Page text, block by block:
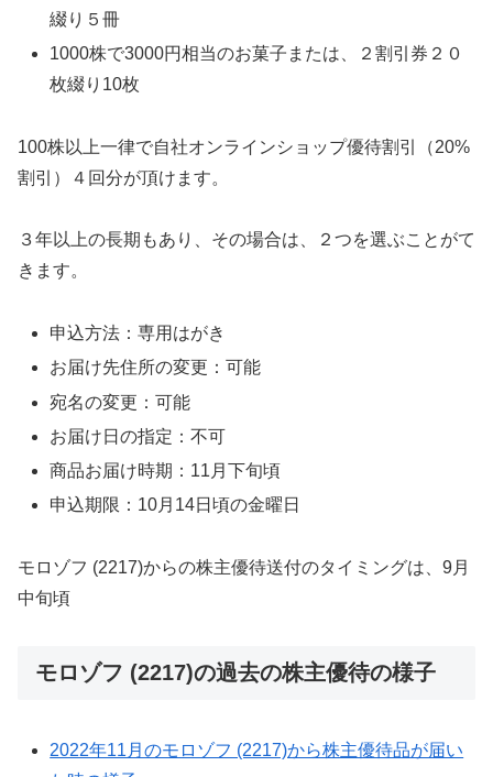
綴り５冊
1000株で3000円相当のお菓子または、２割引券２０
枚綴り10枚
100株以上一律で自社オンラインショップ優待割引（20%
割引）４回分が頂けます。
３年以上の長期もあり、その場合は、２つを選ぶことがて
きます。
申込方法：専用はがき
お届け先住所の変更：可能
宛名の変更：可能
お届け日の指定：不可
商品お届け時期：11月下旬頃
申込期限：10月14日頃の金曜日
モロゾフ (2217)からの株主優待送付のタイミングは、9月
中旬頃
モロゾフ (2217)の過去の株主優待の様子
2022年11月のモロゾフ (2217)から株主優待品が届い